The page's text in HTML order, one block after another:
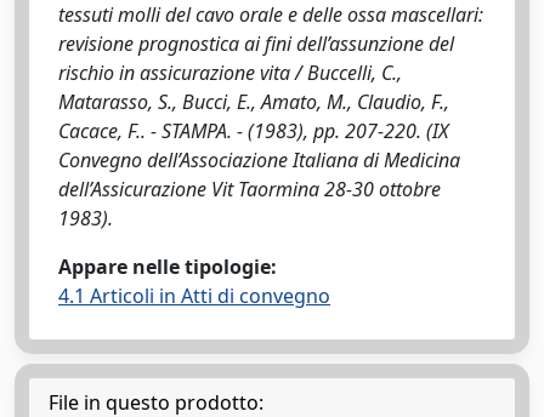
tessuti molli del cavo orale e delle ossa mascellari:
revisione prognostica ai fini dell’assunzione del
rischio in assicurazione vita / Buccelli, C.,
Matarasso, S., Bucci, E., Amato, M., Claudio, F.,
Cacace, F.. - STAMPA. - (1983), pp. 207-220. (IX
Convegno dell’Associazione Italiana di Medicina
dell’Assicurazione Vit Taormina 28-30 ottobre
1983).
Appare nelle tipologie:
4.1 Articoli in Atti di convegno
File in questo prodotto: